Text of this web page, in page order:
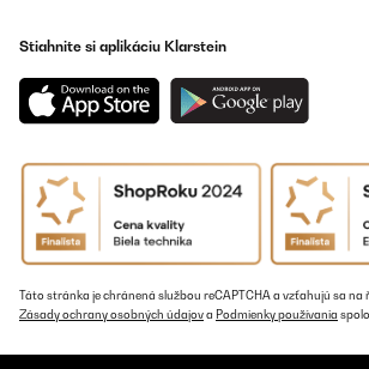
Stiahnite si aplikáciu Klarstein
Táto stránka je chránená službou reCAPTCHA a vzťahujú sa na
Zásady ochrany osobných údajova Podmienky používania